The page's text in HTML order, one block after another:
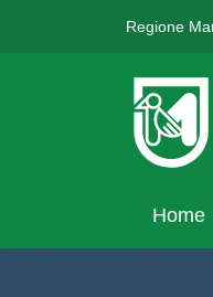
Regione
Home